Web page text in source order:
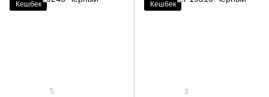
Кешбек
5
Кешбек
3